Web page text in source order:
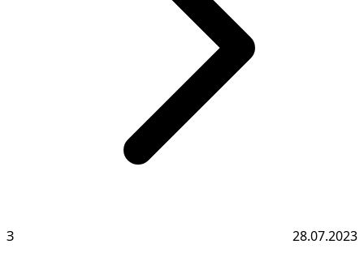
З
28.07.2023